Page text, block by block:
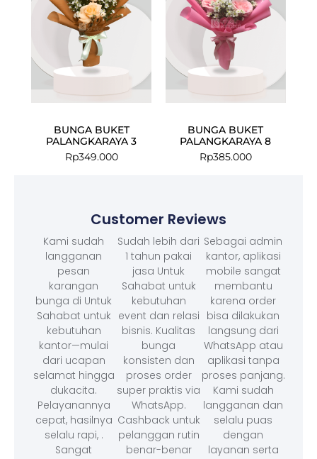
BUNGA BUKET
PALANGKARAYA 3
Rp349.000
BUNGA BUKET
PALANGKARAYA 8
Rp385.000
Customer Reviews
Kami sudah
langganan
pesan
karangan
bunga di Untuk
Sahabat untuk
kebutuhan
kantor—mulai
dari ucapan
selamat hingga
dukacita.
Pelayanannya
cepat, hasilnya
selalu rapi, .
Sangat
Sudah lebih dari
1 tahun pakai
jasa Untuk
Sahabat untuk
kebutuhan
event dan relasi
bisnis. Kualitas
bunga
konsisten dan
proses order
super praktis via
WhatsApp.
Cashback untuk
pelanggan rutin
benar-benar
Sebagai admin
kantor, aplikasi
mobile sangat
membantu
karena order
bisa dilakukan
langsung dari
WhatsApp atau
aplikasi tanpa
proses panjang.
Kami sudah
langganan dan
selalu puas
dengan
layanan serta